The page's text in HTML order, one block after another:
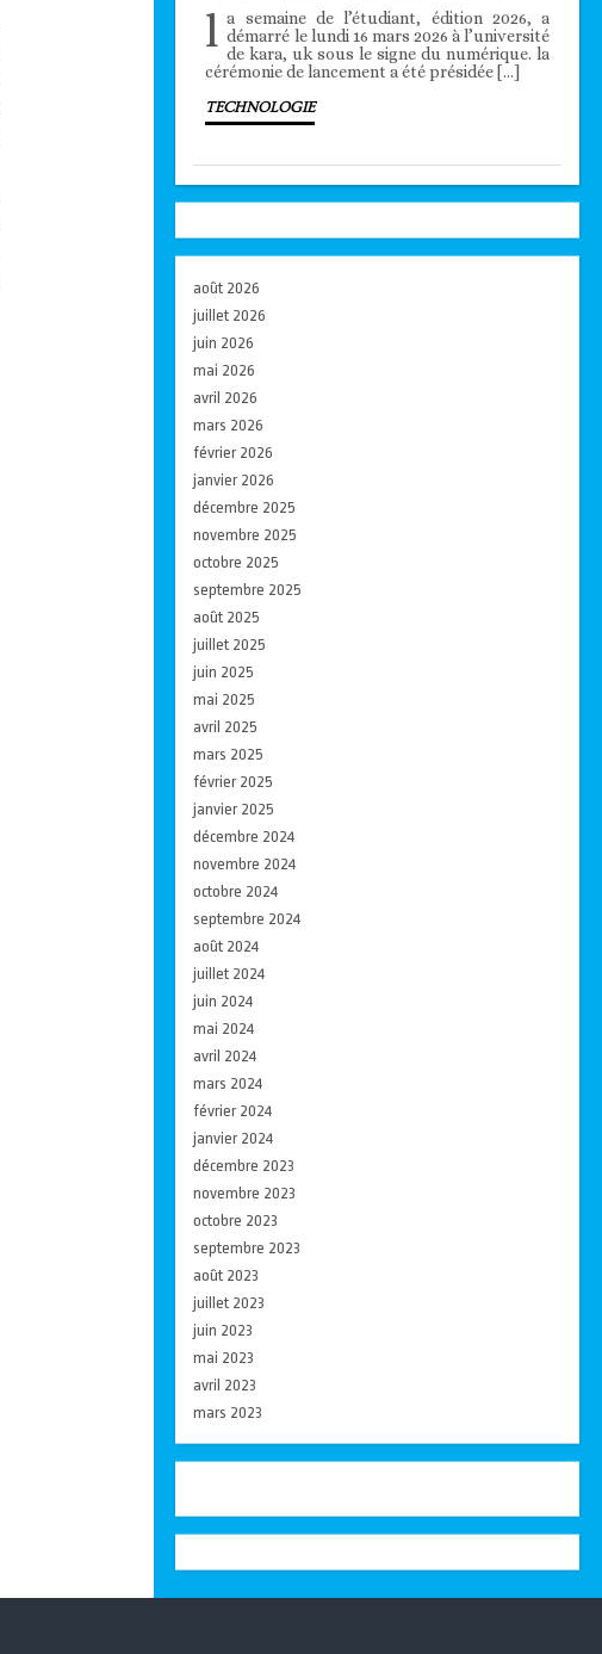
l a semaine de l’étudiant, édition 2026, a
démarré le lundi 16 mars 2026 à l’université
de kara, uk sous le signe du numérique. la
cérémonie de lancement a été présidée […]
TECHNOLOGIE
août 2026
juillet 2026
juin 2026
mai 2026
avril 2026
mars 2026
février 2026
janvier 2026
décembre 2025
novembre 2025
octobre 2025
septembre 2025
août 2025
juillet 2025
juin 2025
mai 2025
avril 2025
mars 2025
février 2025
janvier 2025
décembre 2024
novembre 2024
octobre 2024
septembre 2024
août 2024
juillet 2024
juin 2024
mai 2024
avril 2024
mars 2024
février 2024
janvier 2024
décembre 2023
novembre 2023
octobre 2023
septembre 2023
août 2023
juillet 2023
juin 2023
mai 2023
avril 2023
mars 2023